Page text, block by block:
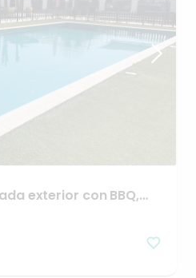
exterior con BBQ​,​